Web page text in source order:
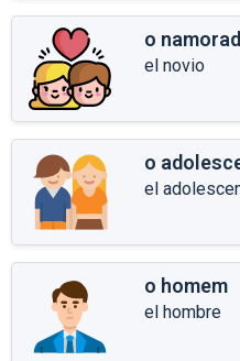
o
el novio
o
el
o homem
el hombre